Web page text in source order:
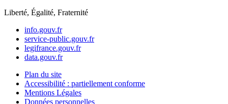
Liberté, Égalité, Fraternité
info.gouv.fr
service-public.gouv.fr
legifrance.gouv.fr
data.gouv.fr
Plan du site
Accessibilité : partiellement conforme
Mentions Légales
Données personnelles